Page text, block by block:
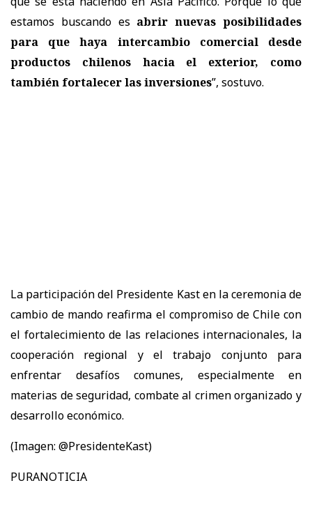
estamos buscando es abrir nuevas posibilidades
para que haya intercambio comercial desde
productos chilenos hacia el exterior, como
también fortalecer las inversiones”, sostuvo.
La participación del Presidente Kast en la ceremonia de
cambio de mando reafirma el compromiso de Chile con
el fortalecimiento de las relaciones internacionales, la
cooperación regional y el trabajo conjunto para
enfrentar desafíos comunes, especialmente en
materias de seguridad, combate al crimen organizado y
desarrollo económico.
(Imagen: @PresidenteKast)
PURANOTICIA